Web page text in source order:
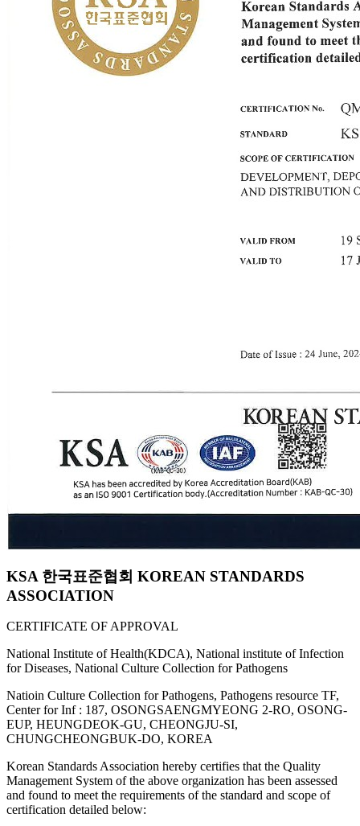
KSA 한국표준협회 KOREAN STANDARDS
ASSOCIATION
CERTIFICATE OF APPROVAL
National Institute of Health(KDCA), National institute of Infection
for Diseases, National Culture Collection for Pathogens
Natioin Culture Collection for Pathogens, Pathogens resource TF,
Center for Inf : 187, OSONGSAENGMYEONG 2-RO, OSONG-
EUP, HEUNGDEOK-GU, CHEONGJU-SI,
CHUNGCHEONGBUK-DO, KOREA
Korean Standards Association hereby certifies that the Quality
Management System of the above organization has been assessed
and found to meet the requirements of the standard and scope of
certification detailed below: